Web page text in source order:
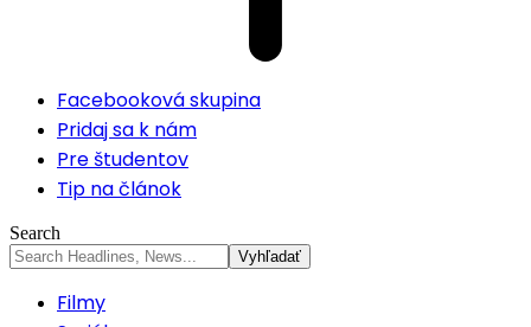
Facebooková skupina
Pridaj sa k nám
Pre študentov
Tip na článok
Search
Filmy